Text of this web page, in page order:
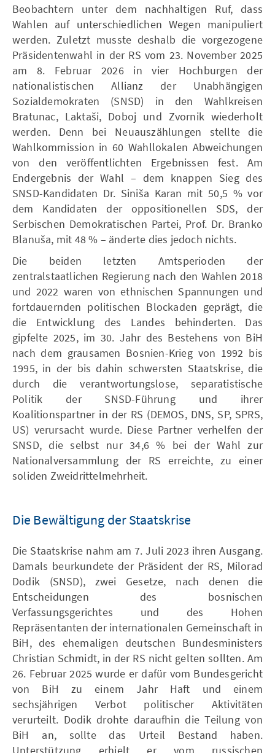
Beobachtern unter dem nachhaltigen Ruf, dass
Wahlen auf unterschiedlichen Wegen manipuliert
werden. Zuletzt musste deshalb die vorgezogene
Präsidentenwahl in der RS vom 23. November 2025
am 8. Februar 2026 in vier Hochburgen der
nationalistischen Allianz der Unabhängigen
Sozialdemokraten (SNSD) in den Wahlkreisen
Bratunac, Laktaši, Doboj und Zvornik wiederholt
werden. Denn bei Neuauszählungen stellte die
Wahlkommission in 60 Wahllokalen Abweichungen
von den veröffentlichten Ergebnissen fest. Am
Endergebnis der Wahl – dem knappen Sieg des
SNSD-Kandidaten Dr. Siniša Karan mit 50,5 % vor
dem Kandidaten der oppositionellen SDS, der
Serbischen Demokratischen Partei, Prof. Dr. Branko
Blanuša, mit 48 % – änderte dies jedoch nichts.
Die beiden letzten Amtsperioden der
zentralstaatlichen Regierung nach den Wahlen 2018
und 2022 waren von ethnischen Spannungen und
fortdauernden politischen Blockaden geprägt, die
die Entwicklung des Landes behinderten. Das
gipfelte 2025, im 30. Jahr des Bestehens von BiH
nach dem grausamen Bosnien-Krieg von 1992 bis
1995, in der bis dahin schwersten Staatskrise, die
durch die verantwortungslose, separatistische
Politik der SNSD-Führung und ihrer
Koalitionspartner in der RS (DEMOS, DNS, SP, SPRS,
US) verursacht wurde. Diese Partner verhelfen der
SNSD, die selbst nur 34,6 % bei der Wahl zur
Nationalversammlung der RS erreichte, zu einer
soliden Zweidrittelmehrheit.
Die Bewältigung der Staatskrise
Die Staatskrise nahm am 7. Juli 2023 ihren Ausgang.
Damals beurkundete der Präsident der RS, Milorad
Dodik (SNSD), zwei Gesetze, nach denen die
Entscheidungen des bosnischen
Verfassungsgerichtes und des Hohen
Repräsentanten der internationalen Gemeinschaft in
BiH, des ehemaligen deutschen Bundesministers
Christian Schmidt, in der RS nicht gelten sollten. Am
26. Februar 2025 wurde er dafür vom Bundesgericht
von BiH zu einem Jahr Haft und einem
sechsjährigen Verbot politischer Aktivitäten
verurteilt. Dodik drohte daraufhin die Teilung von
BiH an, sollte das Urteil Bestand haben.
Unterstützung erhielt er vom russischen